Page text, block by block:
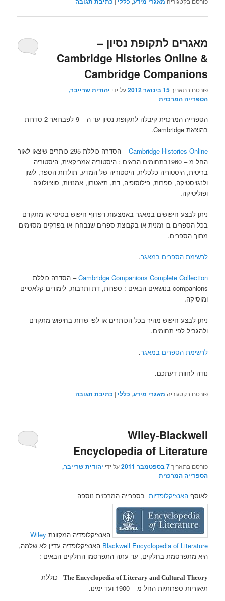
מאגרים לתקופת נסיון –
Cambridge Histories Online &
Cambridge Companions
פורסם בתאריך15 בינואר 2012 על ידי יהודית שרייבר,
הספרייה המרכזית
הספרייה המרכזית קיבלה לתקופת נסיון עד ה – 9 לפברואר 2 סדרות
בהוצאת Cambridge.
Cambridge Histories Online
– הסדרה כוללת 295 כותרים שיצאו לאור
החל מ – 1960בתחומים הבאים : היסטוריה אמריקאית, היסטוריה
בריטית, היסטוריה כלכלית, היסטוריה של המדע, תולדות הספר, לשון
ולנגויסטיקה, ספרות, פילוסופיה, דת, תיאטרון, אמנויות, סוציולוגיה
ופוליטיקה.
ניתן לבצע חיפושים במאגר באמצעות דפדוף חיפוש בסיסי או מתקדם
בכל הספרים בו זמנית או בקבוצת ספרים שנבחרו או בפרקים מסוימים
מתוך הספרים.
לרשימת הספרים במאגר.
Cambridge Companions Complete Collection– הסדרה כוללת
companions בנושאים הבאים : ספרות, דת ותרבות, לימודים קלאסיים
ומוסיקה.
ניתן לבצע חיפוש מהיר בכל הכותרים או לפי שדות בחיפוש מתקדם
ולהגביל לפי תחומים.
לרשימת הספרים במאגר.
נודה לחוות דעתכם.
פורסם בקטגוריה מאגרי מידע, כללי | כתיבת תגובה
Wiley-Blackwell
Encyclopedia of Literature
פורסם בתאריך7 בספטמבר 2011 על ידי יהודית שרייבר,
הספרייה המרכזית
לאוסףהאנציקלופדיות בספרייה המרכזית נוספה
האנציקלופדיה המקוונת Wiley
Blackwell Encyclopedia of Literature האנציקלופדיה עדיין לא שלמה,
היא מתפרסמת בחלקים, עד עתה התפרסמו החלקים הבאים :
The Encyclopedia of Literary and Cultural Theory– כוללת
תיאוריות ספרותיות החל מ – 1900 ועד ימינו.